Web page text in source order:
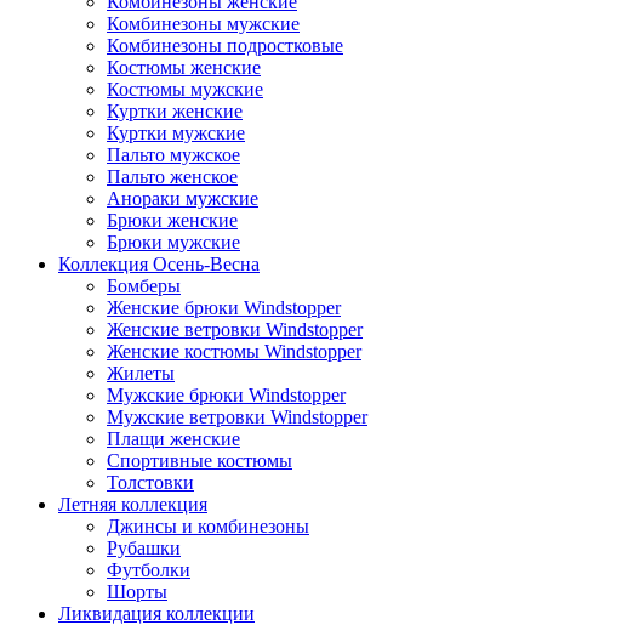
Комбинезоны мужские
Комбинезоны подростковые
Костюмы женские
Костюмы мужские
Куртки женские
Куртки мужские
Пальто мужское
Пальто женское
Анораки мужские
Брюки женские
Брюки мужские
Коллекция Осень-Весна
Бомберы
Женские брюки Windstopper
Женские ветровки Windstopper
Женские костюмы Windstopper
Жилеты
Мужские брюки Windstopper
Мужские ветровки Windstopper
Плащи женские
Спортивные костюмы
Толстовки
Летняя коллекция
Джинсы и комбинезоны
Рубашки
Футболки
Шорты
Ликвидация коллекции